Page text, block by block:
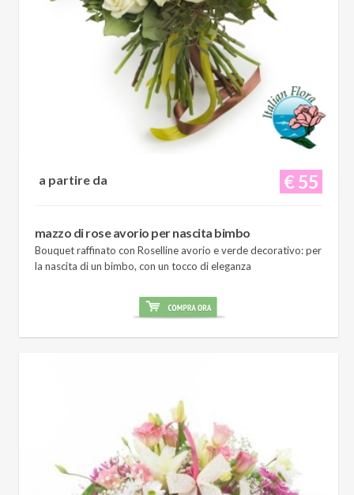
€ 55
a partire da
mazzo di rose avorio per nascita bimbo
Bouquet raffinato con Roselline avorio e verde decorativo: per
la nascita di un bimbo, con un tocco di eleganza